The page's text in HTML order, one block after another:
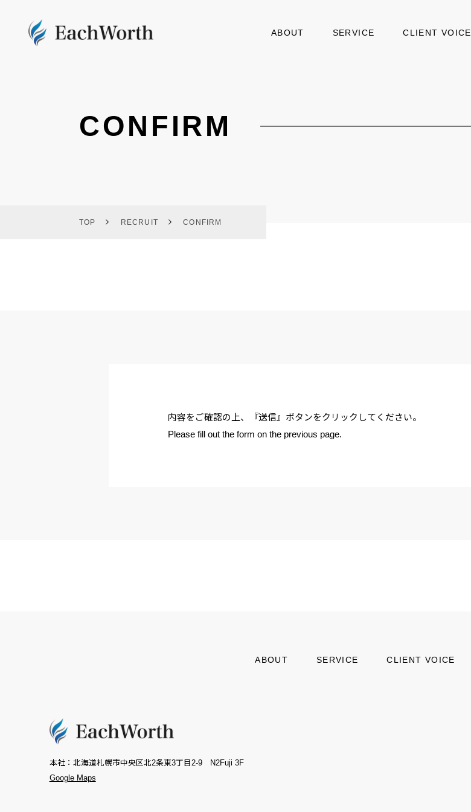
ABOUT SERVICE CLIENT VOICE
CONFIRM
TOP RECRUIT CONFIRM
内容をご確認の上、『送信』ボタンをクリックしてください。
Please fill out the form on the previous page.
ABOUT SERVICE CLIENT VOICE
本社：北海道札幌市中央区北2条東3丁目2-9
N2Fuji 3F
Google Maps